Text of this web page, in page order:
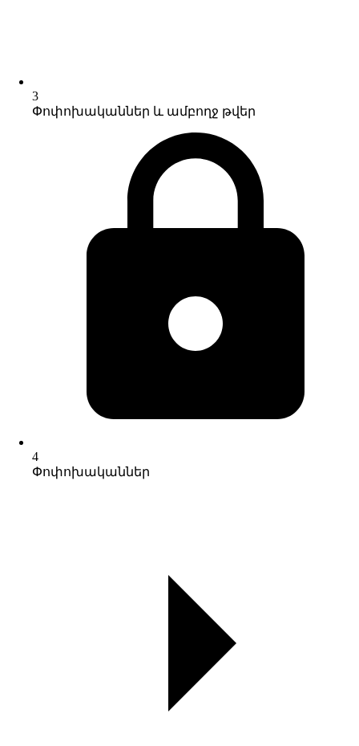
3
Փոփոխականներ և ամբողջ թվեր
4
Փոփոխականներ